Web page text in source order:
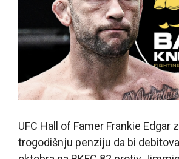
UFC Hall of Famer Frankie Edgar
trogodišnju penziju da bi